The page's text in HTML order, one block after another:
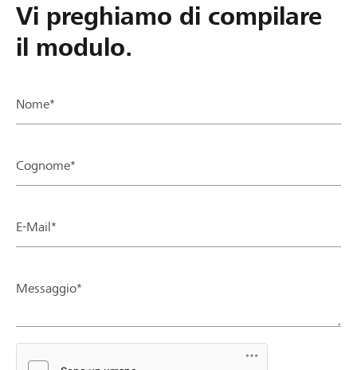
Vi preghiamo di compilare
il modulo.
Nome*
Cognome*
E-Mail*
Messaggio*